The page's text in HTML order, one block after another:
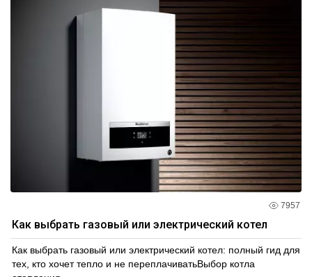
7957
Как выбрать газовый или электрический котел
Как выбрать газовый или электрический котел: полный гид для
тех, кто хочет тепло и не переплачиватьВыбор котла